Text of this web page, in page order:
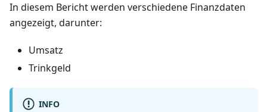
In diesem Bericht werden verschiedene Finanzdaten
angezeigt, darunter:
Umsatz
Trinkgeld
INFO